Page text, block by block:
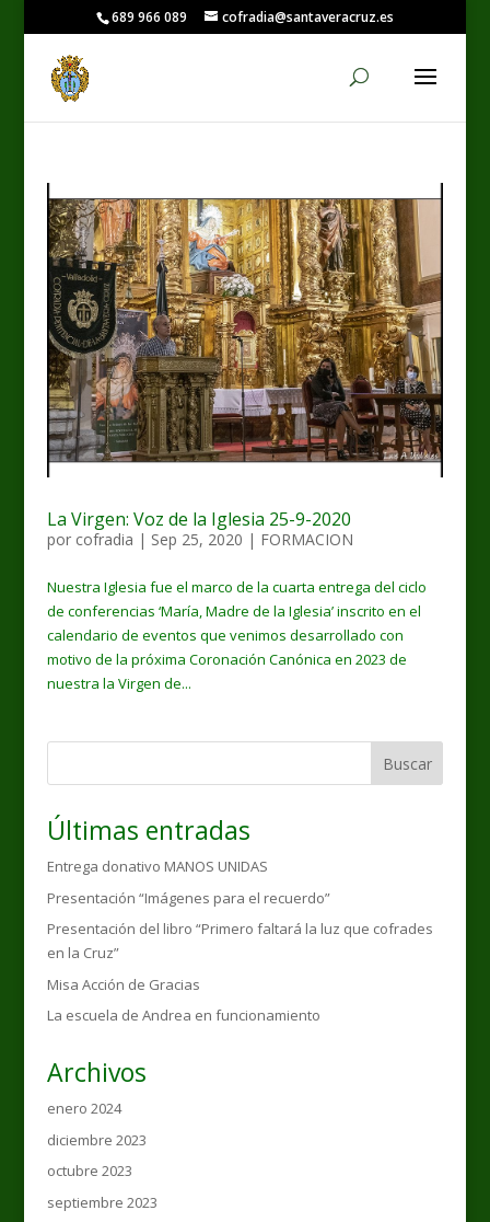
689 966 089 cofradia@santaveracruz.es
La Virgen: Voz de la Iglesia 25-9-2020
por cofradia | Sep 25, 2020 | FORMACION
Nuestra Iglesia fue el marco de la cuarta entrega del ciclo
de conferencias ‘María, Madre de la Iglesia’ inscrito en el
calendario de eventos que venimos desarrollado con
motivo de la próxima Coronación Canónica en 2023 de
nuestra la Virgen de...
Buscar
Últimas entradas
Entrega donativo MANOS UNIDAS
Presentación “Imágenes para el recuerdo”
Presentación del libro “Primero faltará la luz que cofrades
en la Cruz”
Misa Acción de Gracias
La escuela de Andrea en funcionamiento
Archivos
enero 2024
diciembre 2023
octubre 2023
septiembre 2023